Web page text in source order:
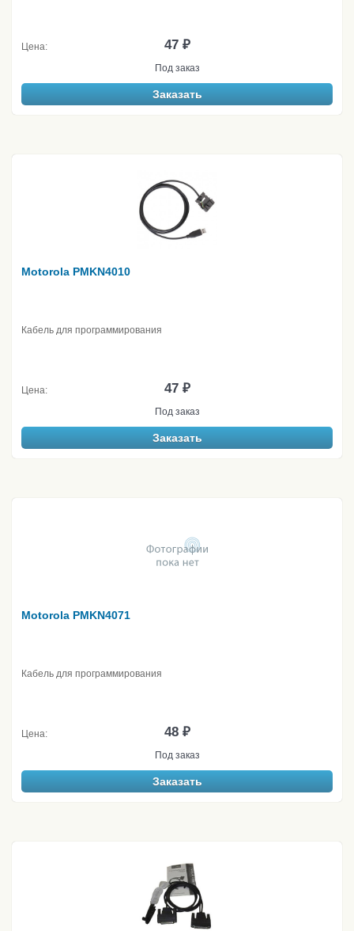
Цена: 47 ₽
Под заказ
Заказать
Motorola PMKN4010
Кабель для программирования
Цена: 47 ₽
Под заказ
Заказать
Motorola PMKN4071
Кабель для программирования
Цена: 48 ₽
Под заказ
Заказать